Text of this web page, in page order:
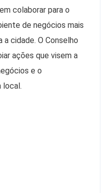
colaborar para o
de negócios mais
cidade. O Conselho
ações que visem a
e o
local.